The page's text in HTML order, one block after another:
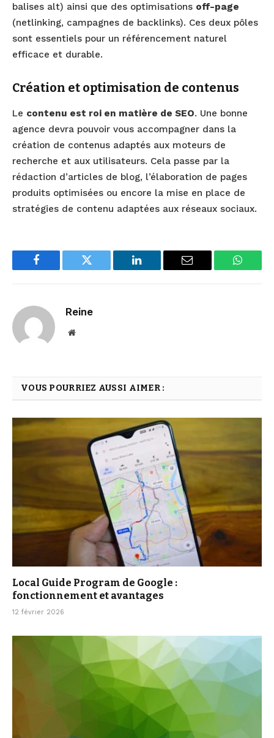
balises alt) ainsi que des optimisations off-page
(netlinking, campagnes de backlinks). Ces deux pôles
sont essentiels pour un référencement naturel
efficace et durable.
Création et optimisation de contenus
Le contenu est roi en matière de SEO. Une bonne
agence devra pouvoir vous accompagner dans la
création de contenus adaptés aux moteurs de
recherche et aux utilisateurs. Cela passe par la
rédaction d’articles de blog, l’élaboration de pages
produits optimisées ou encore la mise en place de
stratégies de contenu adaptées aux réseaux sociaux.
Facebook Twitter LinkedIn Email
Reine
Website
VOUS POURRIEZ AUSSI AIMER :
Local Guide Program de Google :
fonctionnement et avantages
12 février 2026